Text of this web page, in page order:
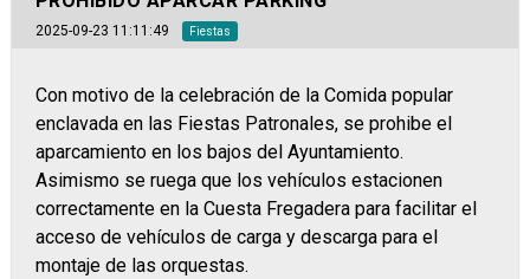
2025-09-23 11:11:49 Fiestas
Con motivo de la celebración de la Comida popular
enclavada en las Fiestas Patronales, se prohibe el
aparcamiento en los bajos del Ayuntamiento.
Asimismo se ruega que los vehículos estacionen
correctamente en la Cuesta Fregadera para facilitar el
acceso de vehículos de carga y descarga para el
montaje de las orquestas.